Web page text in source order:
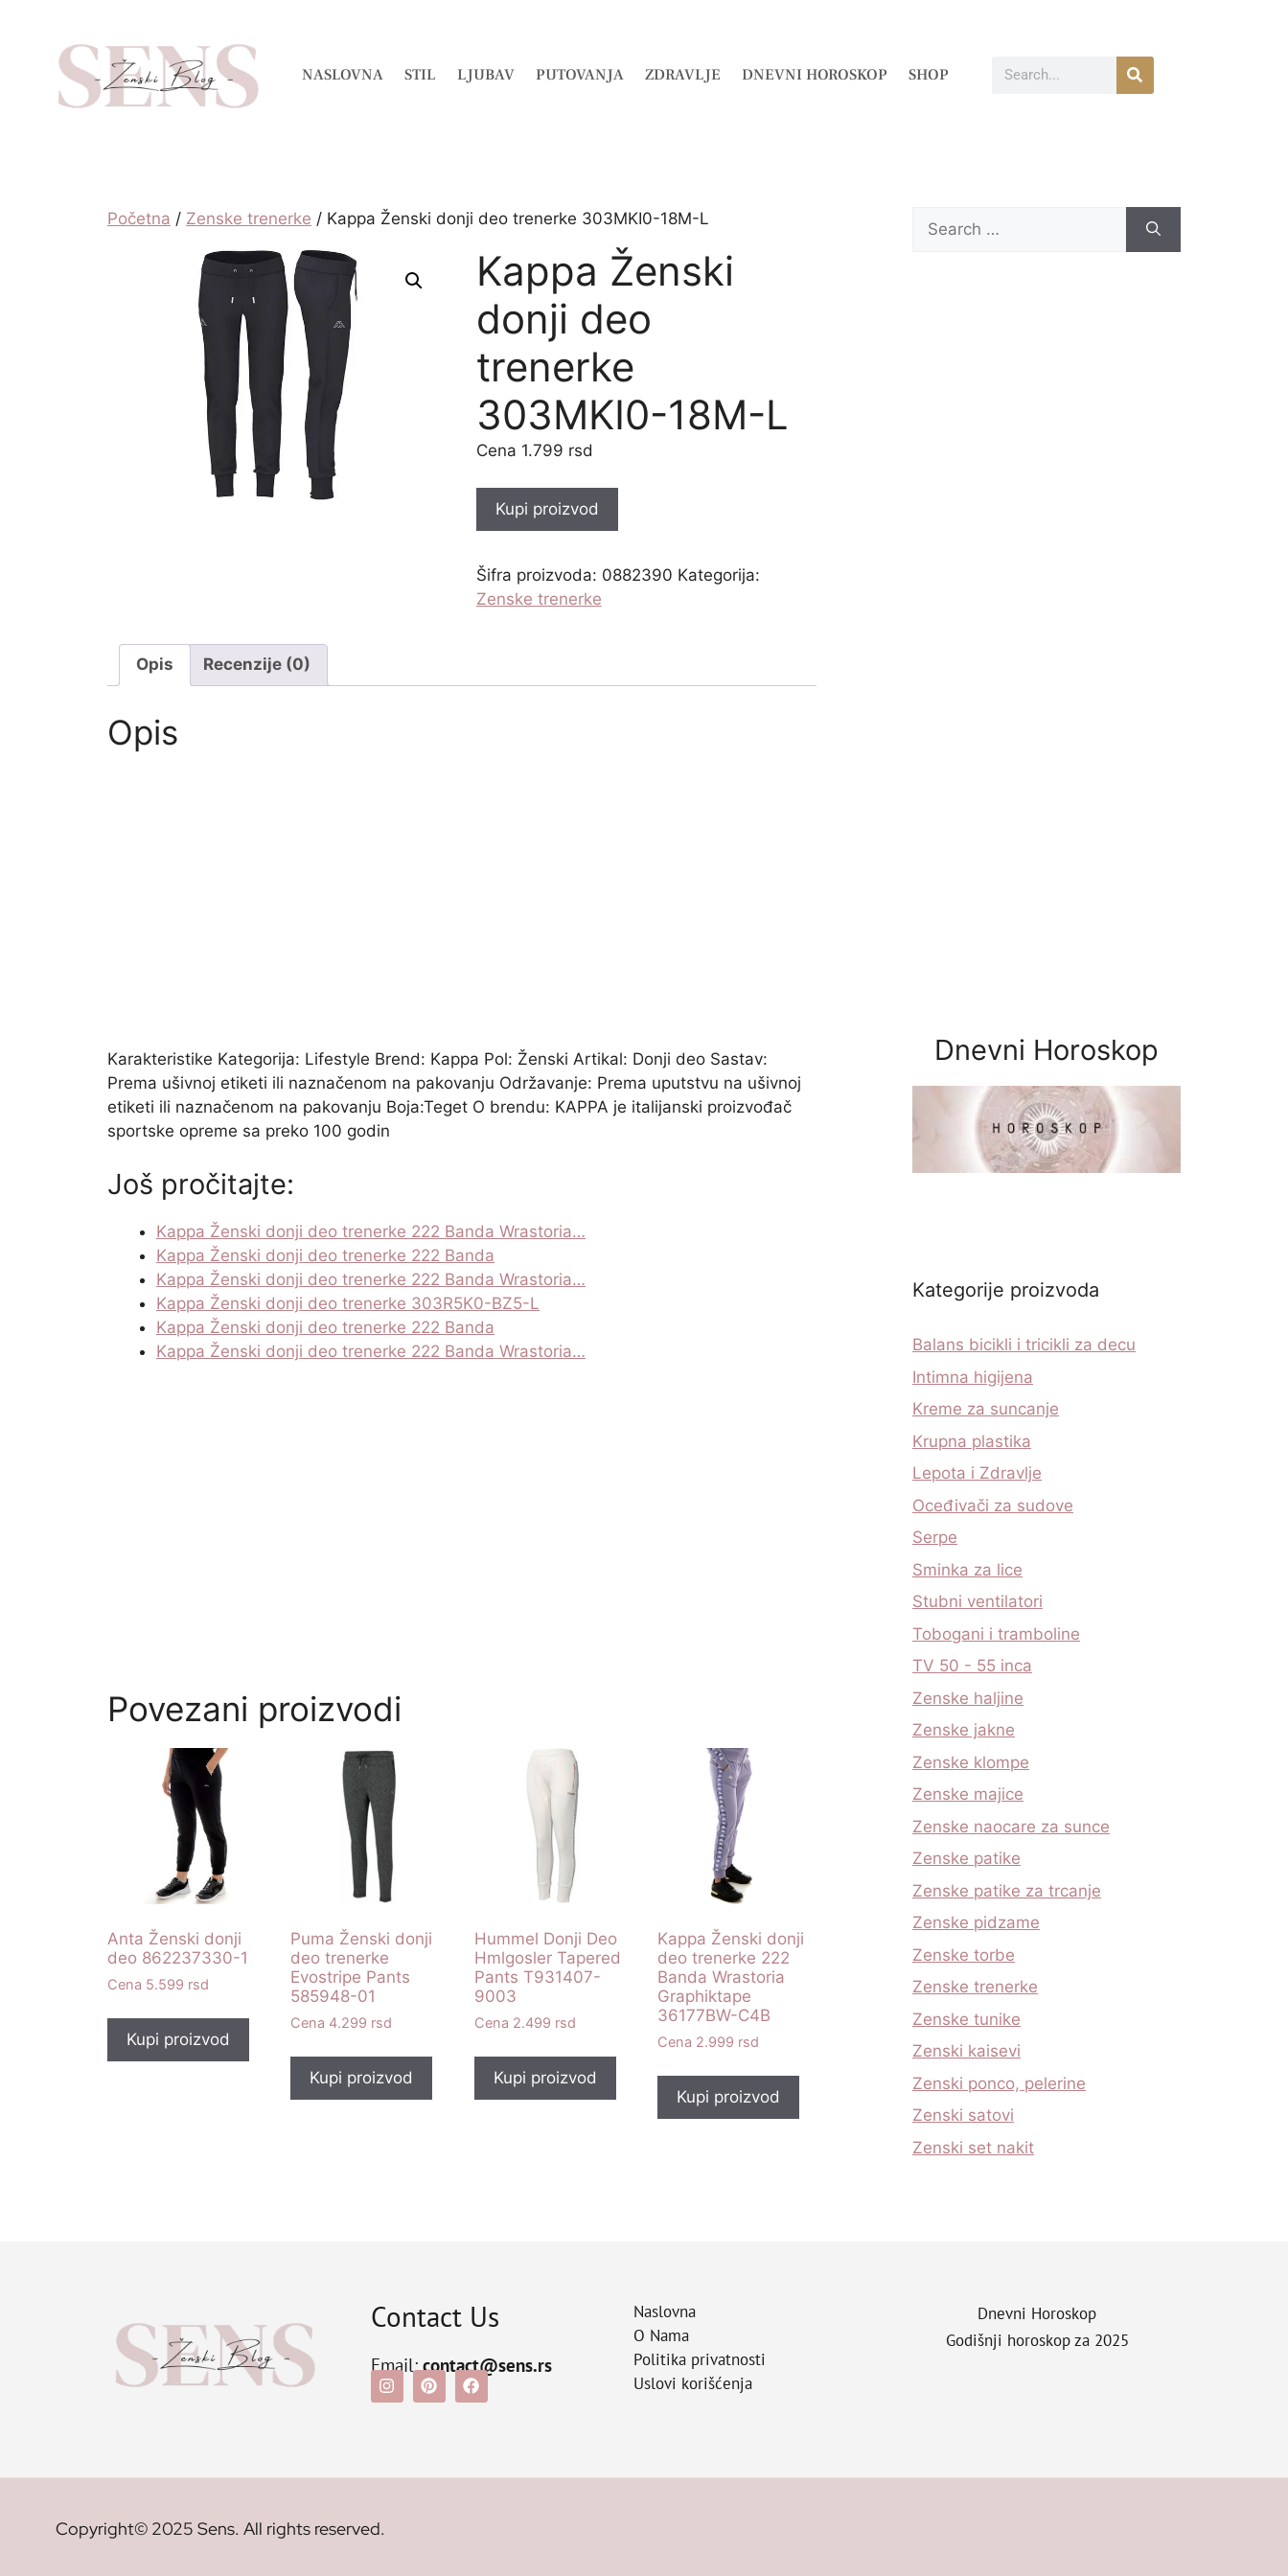
NASLOVNA STIL LJUBAV PUTOVANJA ZDRAVLJE DNEVNI HOROSKOP SHOP
Početna / Zenske trenerke / Kappa Ženski donji deo trenerke 303MKI0-18M-L
Kappa Ženski
donji deo
trenerke
303MKI0-18M-L
1.799 rsd
Kupi proizvod
Šifra proizvoda: 0882390 Kategorija:
Zenske trenerke
Opis Recenzije (0)
Opis
Karakteristike Kategorija: Lifestyle Brend: Kappa Pol: Ženski Artikal: Donji deo Sastav:
Prema ušivnoj etiketi ili naznačenom na pakovanju Održavanje: Prema uputstvu na ušivnoj
etiketi ili naznačenom na pakovanju Boja:Teget O brendu: KAPPA je italijanski proizvođač
sportske opreme sa preko 100 godin
Još pročitajte:
Kappa Ženski donji deo trenerke 222 Banda Wrastoria…
Kappa Ženski donji deo trenerke 222 Banda
Kappa Ženski donji deo trenerke 222 Banda Wrastoria…
Kappa Ženski donji deo trenerke 303R5K0-BZ5-L
Kappa Ženski donji deo trenerke 222 Banda
Kappa Ženski donji deo trenerke 222 Banda Wrastoria…
Povezani proizvodi
Anta Ženski donji
deo 862237330-1
5.599 rsd
Kupi proizvod
Puma Ženski donji
deo trenerke
Evostripe Pants
585948-01
4.299 rsd
Kupi proizvod
Hummel Donji Deo
Hmlgosler Tapered
Pants T931407-
9003
2.499 rsd
Kupi proizvod
Kappa Ženski donji
deo trenerke 222
Banda Wrastoria
Graphiktape
36177BW-C4B
2.999 rsd
Kupi proizvod
Dnevni Horoskop
Kategorije proizvoda
Balans bicikli i tricikli za decu
Intimna higijena
Kreme za suncanje
Krupna plastika
Lepota i Zdravlje
Oceđivači za sudove
Serpe
Sminka za lice
Stubni ventilatori
Tobogani i tramboline
TV 50 - 55 inca
Zenske haljine
Zenske jakne
Zenske klompe
Zenske majice
Zenske naocare za sunce
Zenske patike
Zenske patike za trcanje
Zenske pidzame
Zenske torbe
Zenske trenerke
Zenske tunike
Zenski kaisevi
Zenski ponco, pelerine
Zenski satovi
Zenski set nakit
Contact Us
Email:contact@sens.rs
Naslovna
O Nama
Politika privatnosti
Uslovi korišćenja
Dnevni Horoskop
Godišnji horoskop za 2025
Copyright© 2025 Sens. All rights reserved.